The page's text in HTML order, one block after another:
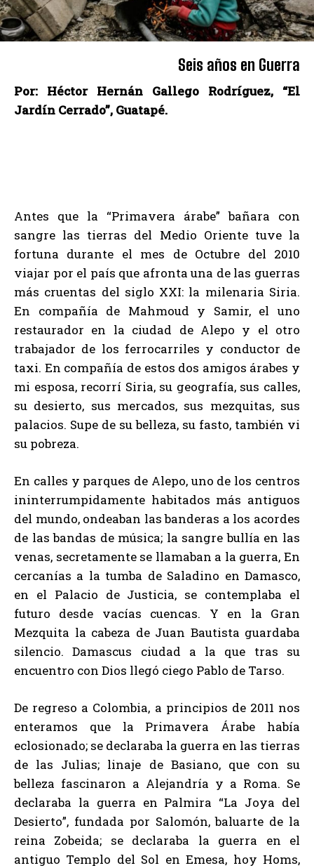
Seis años en Guerra
Por: Héctor Hernán Gallego Rodríguez, “El
Jardín Cerrado”, Guatapé.
Antes que la “Primavera árabe” bañara con
sangre las tierras del Medio Oriente tuve la
fortuna durante el mes de Octubre del 2010
viajar por el país que afronta una de las guerras
más cruentas del siglo XXI: la milenaria Siria.
En compañía de Mahmoud y Samir, el uno
restaurador en la ciudad de Alepo y el otro
trabajador de los ferrocarriles y conductor de
taxi. En compañía de estos dos amigos árabes y
mi esposa, recorrí Siria, su geografía, sus calles,
su desierto, sus mercados, sus mezquitas, sus
palacios. Supe de su belleza, su fasto, también vi
su pobreza.
En calles y parques de Alepo, uno de los centros
ininterrumpidamente habitados más antiguos
del mundo, ondeaban las banderas a los acordes
de las bandas de música; la sangre bullía en las
venas, secretamente se llamaban a la guerra, En
cercanías a la tumba de Saladino en Damasco,
en el Palacio de Justicia, se contemplaba el
futuro desde vacías cuencas. Y en la Gran
Mezquita la cabeza de Juan Bautista guardaba
silencio. Damascus ciudad a la que tras su
encuentro con Dios llegó ciego Pablo de Tarso.
De regreso a Colombia, a principios de 2011 nos
enteramos que la Primavera Árabe había
eclosionado; se declaraba la guerra en las tierras
de las Julias; linaje de Basiano, que con su
belleza fascinaron a Alejandría y a Roma. Se
declaraba la guerra en Palmira “La Joya del
Desierto”, fundada por Salomón, baluarte de la
reina Zobeida; se declaraba la guerra en el
antiguo Templo del Sol en Emesa, hoy Homs,